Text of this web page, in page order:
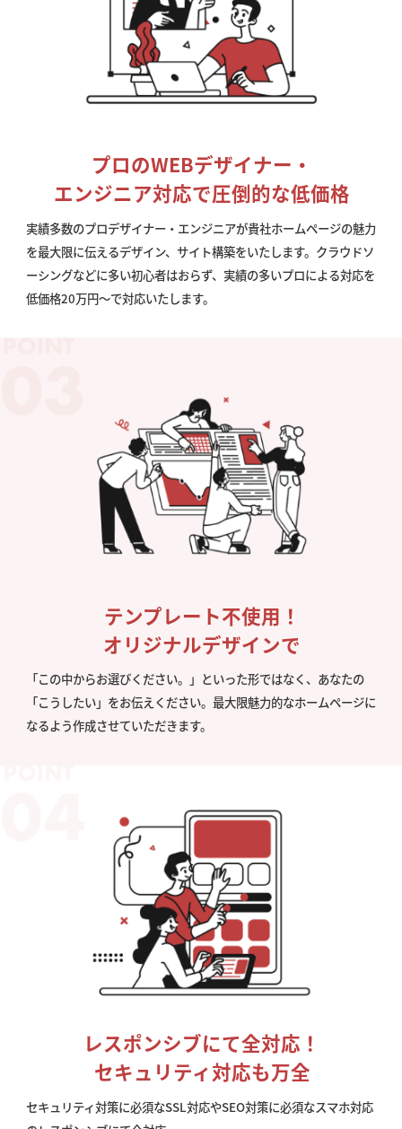
プロのWEBデザイナー・
エンジニア対応で圧倒的な低価格
実績多数のプロデザイナー・エンジニアが貴社ホームページの魅力
を最大限に伝えるデザイン、サイト構築をいたします。クラウドソ
ーシングなどに多い初心者はおらず、実績の多いプロによる対応を
低価格20万円〜で対応いたします。
テンプレート不使用！
オリジナルデザインで
「この中からお選びください。」といった形ではなく、あなたの
「こうしたい」をお伝えください。最大限魅力的なホームページに
なるよう作成させていただきます。
レスポンシブにて全対応！
セキュリティ対応も万全
セキュリティ対策に必須なSSL対応やSEO対策に必須なスマホ対応